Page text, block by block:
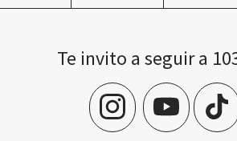
Te invito a seguir a